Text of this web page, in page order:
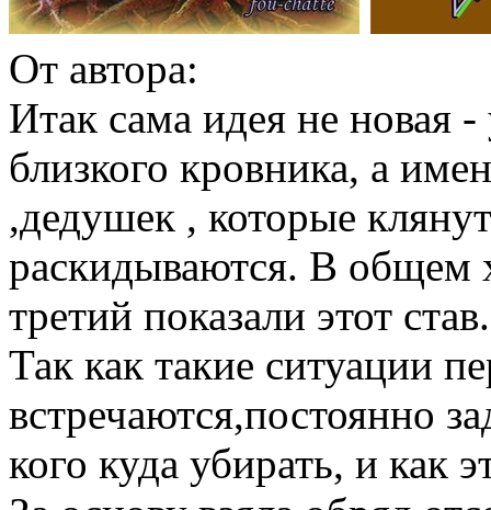
От автора:
Итак сама идея не новая -
близкого кровника, а
,дедушек , которые
раскидываются. В общем
третий показали этот став.
Так как такие ситуации
встречаются,постоянно
кого куда убирать, и как